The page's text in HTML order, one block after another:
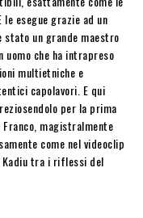
esegue grazie ad un
stato un grande maestro
uomo che ha intrapreso
multietniche e
capolavori. E qui
per la prima
magistralmente
come nel videoclip
Kadiu tra i riflessi del